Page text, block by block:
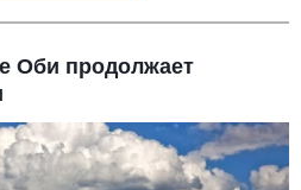
Оби продолжает